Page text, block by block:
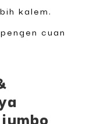
kalem.
cuan